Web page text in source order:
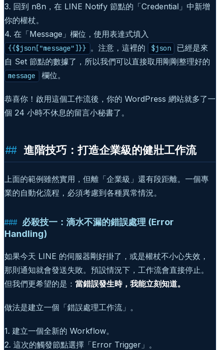
3. 回到 n8n，在 LINE Notify 節點的「Credential」中新增
你的權杖。
4. 在「Message」欄位，使用表達式填入
{{$json["message"]}} 。注意，這裡的 $json
已經是來
自 Set 節點的數據了，所以我們可以直接取用剛剛整理好的
message 欄位。
恭喜你！啟用這個工作流後，你的 WordPress 網站就多了一
個 24 小時不休息的留言小秘書了。
進階技巧：打造企業級的健壯工作流
上面的範例雖然實用，但離「企業級」還有段距離。一個專
業的自動化流程，必須考慮到各種異常情況。
必殺技一：滴水不漏的錯誤處理 (Error
Handling)
如果今天 LINE 的伺服器剛好掛了，或是權杖不小心失效，
那則通知就會發送失敗。預設情況下，工作流會直接停止。
但我們更希望的是： 當錯誤發生時，我能立刻知道。
做法是建立一個「錯誤處理工作流」。
1. 建立一個全新的 Workflow。
2. 這次的觸發節點選擇「Error Trigger」。